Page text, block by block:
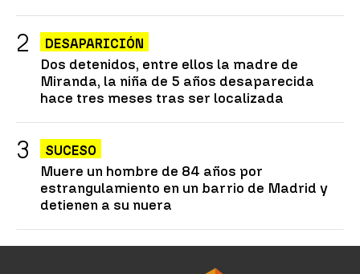
DESAPARICIÓN
Dos detenidos, entre ellos la madre de
Miranda, la niña de 5 años desaparecida
hace tres meses tras ser localizada
SUCESO
Muere un hombre de 84 años por
estrangulamiento en un barrio de Madrid y
detienen a su nuera